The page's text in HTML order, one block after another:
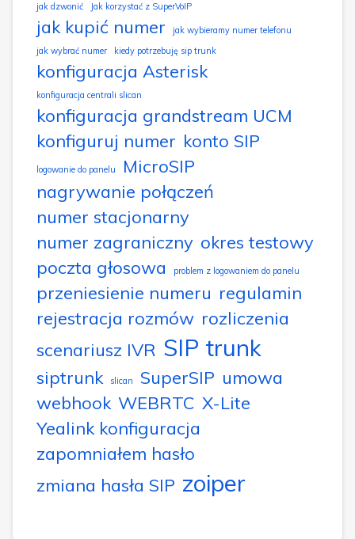
jak dzwonić Jak korzystać z SuperVoIP
jak kupić numer
jak wybieramy numer telefonu
jak wybrać numer
kiedy potrzebuję sip trunk
konfiguracja Asterisk
konfiguracja centrali slican
konfiguracja grandstream UCM
konfiguruj numer konto SIP
logowanie do panelu
MicroSIP
nagrywanie połączeń
numer stacjonarny
numer zagraniczny okres testowy
poczta głosowa
problem z logowaniem do panelu
przeniesienie numeru regulamin
rejestracja rozmów rozliczenia
scenariusz IVR SIP trunk
siptrunk slican SuperSIP umowa
webhook WEBRTC X-Lite
Yealink konfiguracja
zapomniałem hasło
zmiana hasła SIP zoiper